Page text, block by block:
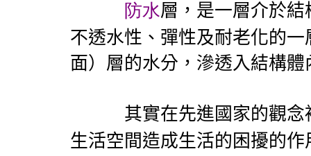
防水層，是一層介於
不透水性、彈性及耐老化的
面）層的水分，滲透入結
其實在先進國家的觀念
生活空間造成生活的困擾的